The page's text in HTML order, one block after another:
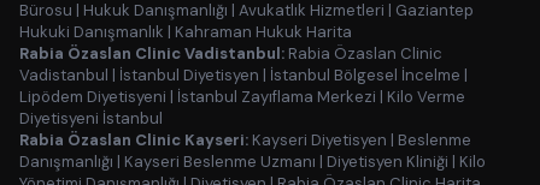
Bürosu | Hukuk Danışmanlığı | Avukatlık Hizmetleri | Gaziantep
Hukuki Danışmanlık | Kahraman Hukuk Harita
Rabia Özaslan Clinic Vadistanbul: Rabia Özaslan Clinic
Vadistanbul | İstanbul Diyetisyen | İstanbul Bölgesel İncelme |
Lipödem Diyetisyeni | İstanbul Zayıflama Merkezi | Kilo Verme
Diyetisyeni İstanbul
Rabia Özaslan Clinic Kayseri: Kayseri Diyetisyen | Beslenme
Danışmanlığı | Kayseri Beslenme Uzmanı | Diyetisyen Kliniği | Kilo